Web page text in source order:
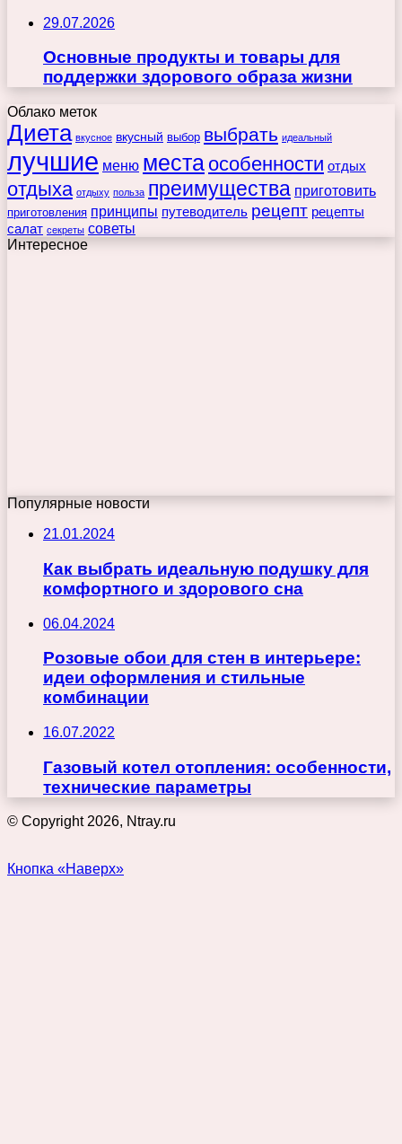
29.07.2026
Основные продукты и товары для
поддержки здорового образа жизни
Облако меток
Диета вкусное вкусный выбор выбрать идеальный
лучшие меню места особенности отдых
отдыха отдыху польза преимущества приготовить
приготовления принципы путеводитель рецепт рецепты
салат секреты советы
Интересное
Популярные новости
21.01.2024
Как выбрать идеальную подушку для
комфортного и здорового сна
06.04.2024
Розовые обои для стен в интерьере:
идеи оформления и стильные
комбинации
16.07.2022
Газовый котел отопления: особенности,
технические параметры
© Copyright 2026, Ntray.ru
Кнопка «Наверх»